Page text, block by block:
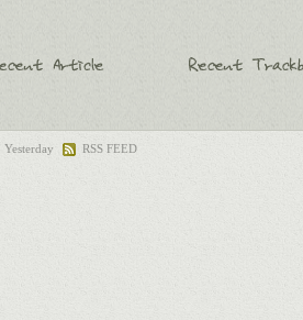
Yesterday RSS FEED